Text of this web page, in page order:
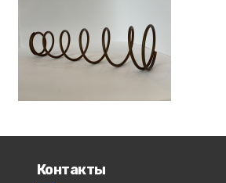
Контакты